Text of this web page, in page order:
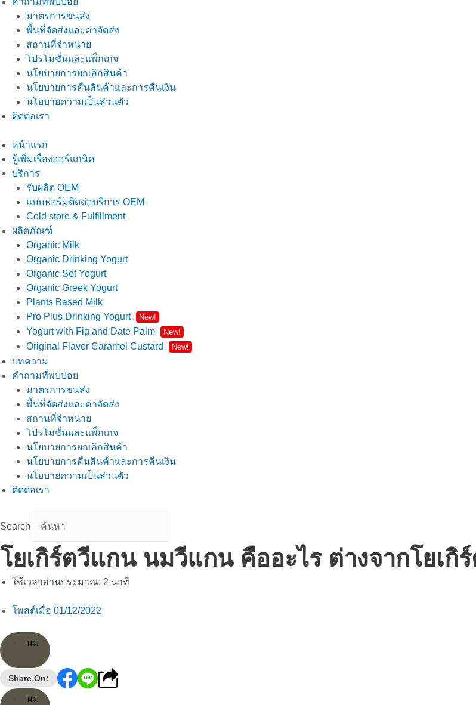
มาตรการขนส่ง
พื้นที่จัดส่งและค่าจัดส่ง
สถานที่จำหน่าย
โปรโมชั่นและแพ็กเกจ
นโยบายการยกเลิกสินค้า
นโยบายการคืนสินค้าและการคืนเงิน
นโยบายความเป็นส่วนตัว
ติดต่อเรา
หน้าแรก
รู้เพิ่มเรื่องออร์แกนิค
บริการ
รับผลิต OEM
แบบฟอร์มติดต่อบริการ OEM
Cold store & Fulfillment
ผลิตภัณฑ์
Organic Milk
Organic Drinking Yogurt
Organic Set Yogurt
Organic Greek Yogurt
Plants Based Milk
Pro Plus Drinking Yogurt
New!
Yogurt with Fig and Date Palm New!
Original Flavor Caramel Custard New!
บทความ
คำถามที่พบบ่อย
มาตรการขนส่ง
พื้นที่จัดส่งและค่าจัดส่ง
สถานที่จำหน่าย
โปรโมชั่นและแพ็กเกจ
นโยบายการยกเลิกสินค้า
นโยบายการคืนสินค้าและการคืนเงิน
นโยบายความเป็นส่วนตัว
ติดต่อเรา
Search
โยเกิร์ตวีแกน นมวีแกน คืออะไร ต่างจากโยเกิ
ใช้เวลาอ่านประมาณ: 2 นาที
โพสต์เมื่อ 01/12/2022
นม
Share On:
นม